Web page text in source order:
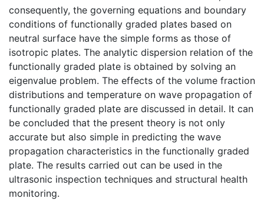
consequently, the governing equations and boundary
conditions of functionally graded plates based on
neutral surface have the simple forms as those of
isotropic plates. The analytic dispersion relation of the
functionally graded plate is obtained by solving an
eigenvalue problem. The effects of the volume fraction
distributions and temperature on wave propagation of
functionally graded plate are discussed in detail. It can
be concluded that the present theory is not only
accurate but also simple in predicting the wave
propagation characteristics in the functionally graded
plate. The results carried out can be used in the
ultrasonic inspection techniques and structural health
monitoring.